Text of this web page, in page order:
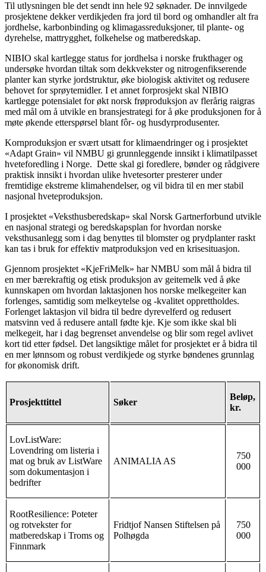
Til utlysningen ble det sendt inn hele 92 søknader. De innvilgede
prosjektene dekker verdikjeden fra jord til bord og omhandler alt fra
jordhelse, karbonbinding og klimagassreduksjoner, til plante- og
dyrehelse, mattrygghet, folkehelse og matberedskap.
NIBIO skal kartlegge status for jordhelsa i norske frukthager og
undersøke hvordan tiltak som dekkvekster og nitrogenfikserende
planter kan styrke jordstruktur, øke biologisk aktivitet og redusere
behovet for sprøytemidler. I et annet forprosjekt skal NIBIO
kartlegge potensialet for økt norsk frøproduksjon av flerårig raigras
med mål om å utvikle en bransjestrategi for å øke produksjonen for å
møte økende etterspørsel blant fôr- og husdyrprodusenter.
Kornproduksjon er svært utsatt for klimaendringer og i prosjektet
«Adapt Grain» vil NMBU gi grunnleggende innsikt i klimatilpasset
hveteforedling i Norge. Dette skal gi foredlere, bønder og rådgivere
praktisk innsikt i hvordan ulike hvetesorter presterer under
fremtidige ekstreme klimahendelser, og vil bidra til en mer stabil
nasjonal hveteproduksjon.
I prosjektet «Veksthusberedskap» skal Norsk Gartnerforbund utvikle
en nasjonal strategi og beredskapsplan for hvordan norske
veksthusanlegg som i dag benyttes til blomster og prydplanter raskt
kan tas i bruk for effektiv matproduksjon ved en krisesituasjon.
Gjennom prosjektet «KjeFriMelk» har NMBU som mål å bidra til
en mer bærekraftig og etisk produksjon av geitemelk ved å øke
kunnskapen om hvordan laktasjonen hos norske melkegeiter kan
forlenges, samtidig som melkeytelse og -kvalitet opprettholdes.
Forlenget laktasjon vil bidra til bedre dyrevelferd og redusert
matsvinn ved å redusere antall fødte kje. Kje som ikke skal bli
melkegeit, har i dag begrenset anvendelse og blir som regel avlivet
kort tid etter fødsel. Det langsiktige målet for prosjektet er å bidra til
en mer lønnsom og robust verdikjede og styrke bøndenes grunnlag
for økonomisk drift.
Prosjekttittel Søker
Beløp,
kr.
LovListWare:
Lovendring om listeria i
mat og bruk av ListWare
som dokumentasjon i
bedrifter
ANIMALIA AS
750
000
RootResilience: Poteter
og rotvekster for
matberedskap i Troms og
Finnmark
Fridtjof Nansen Stiftelsen på
Polhøgda
750
000